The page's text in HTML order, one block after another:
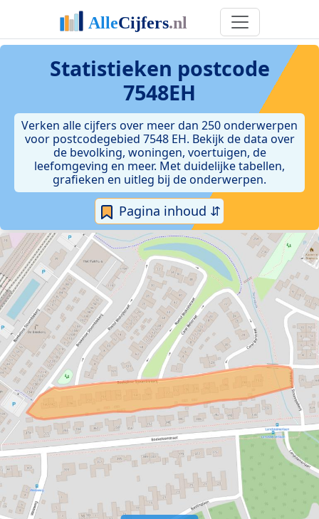
Statistieken postcode
7548EH
Verken alle cijfers over meer dan 250 onderwerpen
voor postcodegebied 7548 EH. Bekijk de data over
de bevolking, woningen, voertuigen, de
leefomgeving en meer. Met duidelijke tabellen,
grafieken en uitleg bij de onderwerpen.
Pagina inhoud ⇵